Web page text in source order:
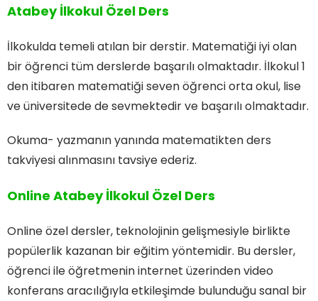
Atabey İlkokul Özel Ders
İlkokulda temeli atılan bir derstir. Matematiği iyi olan
bir öğrenci tüm derslerde başarılı olmaktadır. İlkokul 1
den itibaren matematiği seven öğrenci orta okul, lise
ve üniversitede de sevmektedir ve başarılı olmaktadır.
Okuma- yazmanın yanında matematikten ders
takviyesi alınmasını tavsiye ederiz.
Online Atabey İlkokul Özel Ders
Online özel dersler, teknolojinin gelişmesiyle birlikte
popülerlik kazanan bir eğitim yöntemidir. Bu dersler,
öğrenci ile öğretmenin internet üzerinden video
konferans aracılığıyla etkileşimde bulunduğu sanal bir